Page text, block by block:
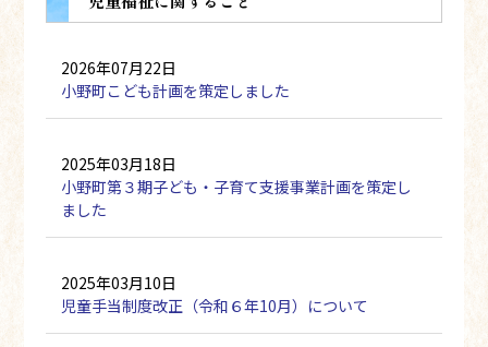
2026年07月22日
小野町こども計画を策定しました
2025年03月18日
小野町第３期子ども・子育て支援事業計画を策定し
ました
2025年03月10日
児童手当制度改正（令和６年10月）について